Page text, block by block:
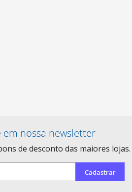
em nossa newsletter
de desconto das maiores lojas.
Cadastrar